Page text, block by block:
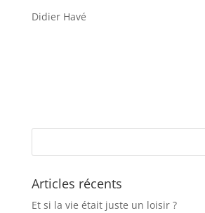
Didier Havé
Articles récents
Et si la vie était juste un loisir ?